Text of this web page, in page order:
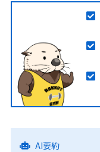
AI要約